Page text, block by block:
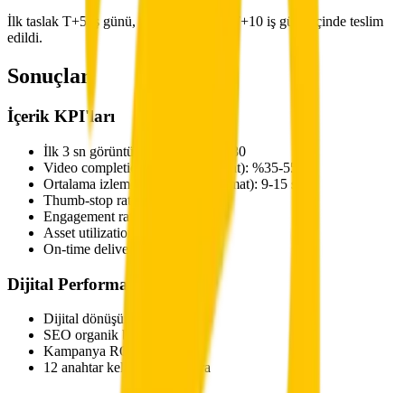
İlk taslak T+5 iş günü, tüm versiyonlar T+10 iş günü içinde teslim
edildi.
Sonuçlar
İçerik KPI'ları
İlk 3 sn görüntüleme oranı: %65-80
Video completion rate (kısa format): %35-55
Ortalama izleme süresi (uzun format): 9-15 sn
Thumb-stop rate: %1,2-2,5
Engagement rate: %2-6
Asset utilization rate: %85+
On-time delivery: %100
Dijital Performans
Dijital dönüşüm %340 artış
SEO organik büyüme 5x
Kampanya ROI %280 artış
12 anahtar kelimede ilk 3 sıra